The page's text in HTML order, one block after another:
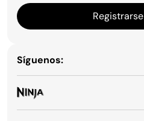
Registrarse
Síguenos: